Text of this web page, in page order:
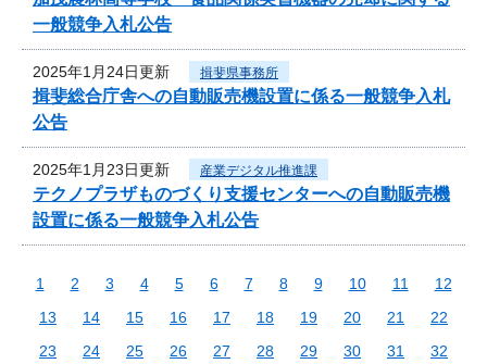
一般競争入札公告
2025年1月24日更新 揖斐県事務所
揖斐総合庁舎への自動販売機設置に係る一般競争入札
公告
2025年1月23日更新 産業デジタル推進課
テクノプラザものづくり支援センターへの自動販売機
設置に係る一般競争入札公告
1 2 3 4 5 6 7 8 9 10 11
12
13
14 15 16 17 18 19 20 21
22
23
24 25 26 27 28 29 30 31
32